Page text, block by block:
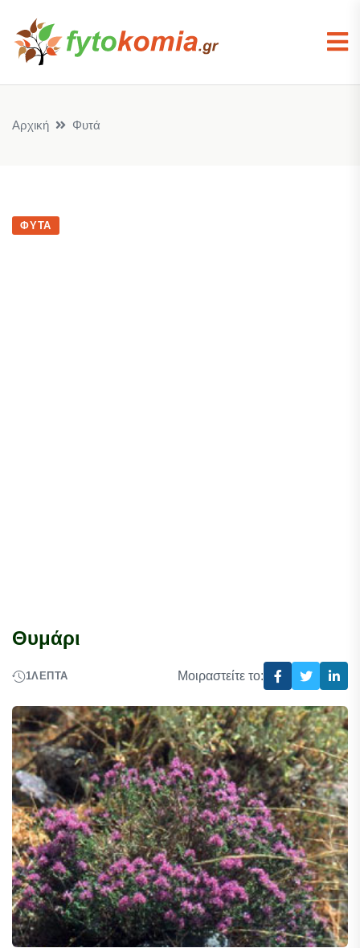
Αρχική Φυτά
ΦΥΤΆ
Θυμάρι
1ΛΕΠΤΆ Μοιραστείτε το: